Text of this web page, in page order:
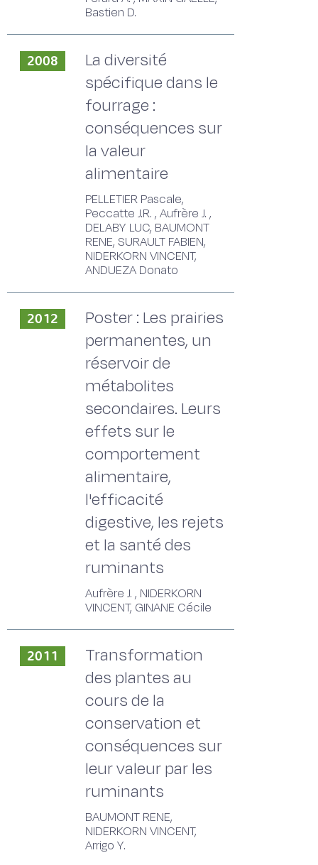
Bastien D.
2008
La diversité
spécifique dans le
fourrage :
conséquences sur
la valeur
alimentaire
PELLETIER Pascale,
Peccatte J.R. , Aufrère J. ,
DELABY LUC, BAUMONT
RENE, SURAULT FABIEN,
NIDERKORN VINCENT,
ANDUEZA Donato
2012
Poster : Les prairies
permanentes, un
réservoir de
métabolites
secondaires. Leurs
effets sur le
comportement
alimentaire,
l'efficacité
digestive, les rejets
et la santé des
ruminants
Aufrère J. , NIDERKORN
VINCENT, GINANE Cécile
2011
Transformation
des plantes au
cours de la
conservation et
conséquences sur
leur valeur par les
ruminants
BAUMONT RENE,
NIDERKORN VINCENT,
Arrigo Y.